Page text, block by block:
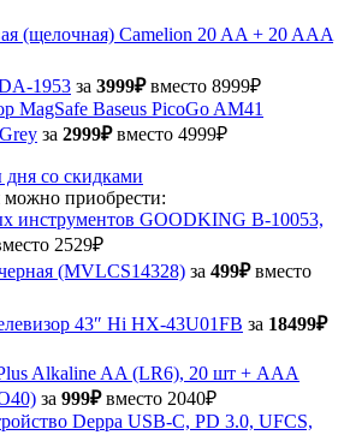
(щелочная) Camelion 20 AA + 20 AAA
1953 за 3999₽вместо 8999₽
MagSafe Baseus PicoGo AM41
за 2999₽вместо 4999₽
со скидками
можно приобрести:
инструментов GOODKING B-10053,
2529₽
(MVLCS14328) за 499₽вместо
43″ Hi HX-43U01FB за 18499₽
Alkaline AA (LR6), 20 шт + AAA
за 999₽вместо 2040₽
Deppa USB-C, PD 3.0, UFCS,